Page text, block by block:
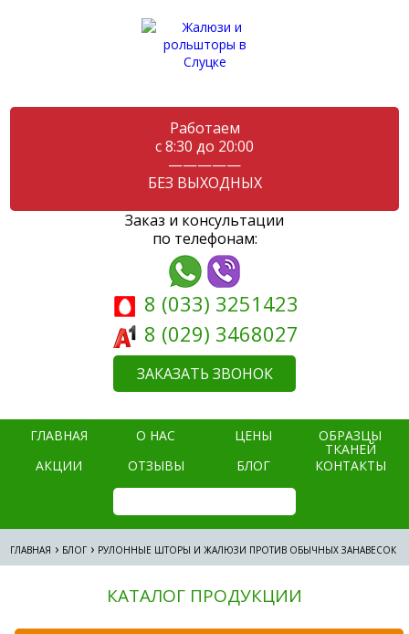
Работаем
с 8:30 до 20:00
—————
БЕЗ ВЫХОДНЫХ
Заказ и консультации
по телефонам:
8 (033) 3251423
8 (029) 3468027
ЗАКАЗАТЬ ЗВОНОК
ГЛАВНАЯ О НАС ЦЕНЫ ОБРАЗЦЫ
ТКАНЕЙ
АКЦИИ
ОТЗЫВЫ БЛОГ КОНТАКТЫ
ГЛАВНАЯ › БЛОГ › РУЛОННЫЕ ШТОРЫ И ЖАЛЮЗИ ПРОТИВ ОБЫЧНЫХ ЗАНАВЕСОК
КАТАЛОГ ПРОДУКЦИИ